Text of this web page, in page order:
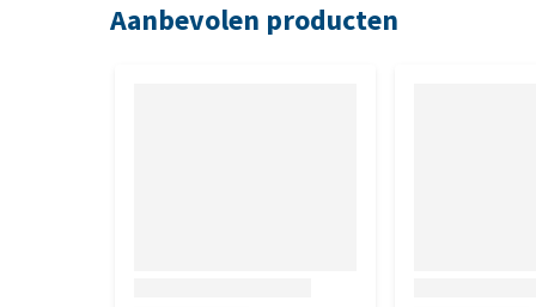
500 gram
Aanbevolen producten